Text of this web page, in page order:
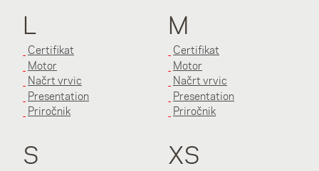
L
Certifikat
Motor
Načrt vrvic
Presentation
Priročnik
M
Certifikat
Motor
Načrt vrvic
Presentation
Priročnik
S XS